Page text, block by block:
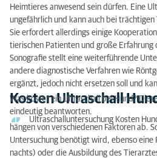
Heimtieres anwesend sein dürfen. Eine
ungefährlich und kann auch bei
Sie erfordert allerdings einige
tierischen Patienten und große Erfahrung
Sonografie stellt eine weiterführende
andere diagnostische Verfahren wie
ergänzt, jedoch nicht ersetzen soll und
Kosten Ultraschall
Was kostet ein Ultraschall bei Hund?
eindeutig beantworten.
Ultraschalluntersuchung Kosten
hängen von verschiedenen Faktoren ab.
Untersuchung benötigt wird, ebenso eine
nachts) oder die Ausbildung des